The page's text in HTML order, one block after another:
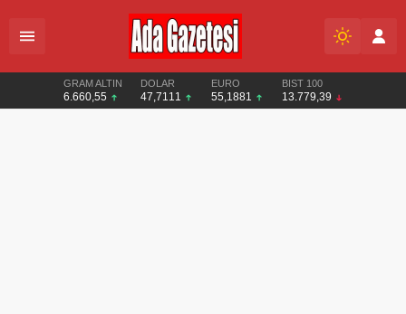
GRAM ALTIN
6.660,55
DOLAR
47,7111
EURO
55,1881
BIST 100
13.779,39